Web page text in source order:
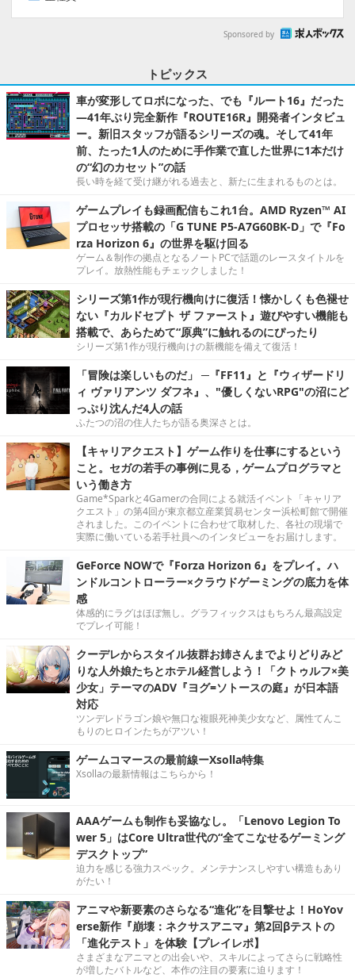
Sponsored by
トピックス
車が変形してロボになった、でも『ルート16』だった
―41年ぶり完全新作『ROUTE16R』開発者インタビュ
ー。新旧スタッフが語るシリーズの魂。そして41年
前、たった1人のために手作業で直した世界に1本だけ
の“幻のカセット”の話
長い時を経て受け継がれる過去と、新たに生まれるものとは。
ゲームプレイも録画配信もこれ1台。AMD Ryzen™ AI
プロセッサ搭載の「G TUNE P5-A7G60BK-D」で『Fo
rza Horizon 6』の世界を駆け回る
ゲーム＆制作の拠点となるノートPCで話題のレースタイトルを
プレイ。放熱性能もチェックしました！
シリーズ第1作が現行機向けに復活！懐かしくも色褪せ
ない『カルドセプト ザ ファースト』遊びやすい機能も
搭載で、あらためて“原典”に触れるのにぴったり
シリーズ第1作が現行機向けの新機能を備えて復活！
「冒険は楽しいものだ」 ─『FF11』と『ウィザードリ
ィ ヴァリアンツ ダフネ』、"優しくないRPG"の沼にど
っぷり沈んだ4人の話
ふたつの沼の住人たちが語る奥深さとは。
【キャリアクエスト】ゲーム作りを仕事にするという
こと。セガの若手の事例に見る，ゲームプログラマと
いう働き方
Game*Sparkと4Gamerの合同による就活イベント「キャリア
クエスト」の第4回が東京都立産業貿易センター浜松町館で開催
されました。このイベントに合わせて取材した、各社の現場で
実際に働いている若手社員へのインタビューをお届けします。
GeForce NOWで『Forza Horizon 6』をプレイ。ハ
ンドルコントローラー×クラウドゲーミングの底力を体
感
体感的にラグはほぼ無し。グラフィックスはもちろん最高設定
でプレイ可能！
クーデレからスタイル抜群お姉さんまでよりどりみど
りな人外娘たちとホテル経営しよう！「クトゥルフ×美
少女」テーマのADV『ヨグ=ソトースの庭』が日本語
対応
ツンデレドラゴン娘や無口な複眼死神美少女など、属性てんこ
もりのヒロインたちがアツい！
ゲームコマースの最前線ーXsolla特集
Xsollaの最新情報はこちらから！
AAAゲームも制作も妥協なし。「Lenovo Legion To
wer 5」はCore Ultra世代の“全てこなせるゲーミング
デスクトップ”
迫力を感じる強力スペック。メンテナンスしやすい構造もあり
がたい！
アニマや新要素のさらなる“進化”を目撃せよ！HoYov
erse新作『崩壊：ネクサスアニマ』第2回βテストの
「進化テスト」を体験【プレイレポ】
さまざまなアニマとの出会いや、スキルによってさらに戦略性
が増したバトルなど、本作の注目の要素に迫ります！